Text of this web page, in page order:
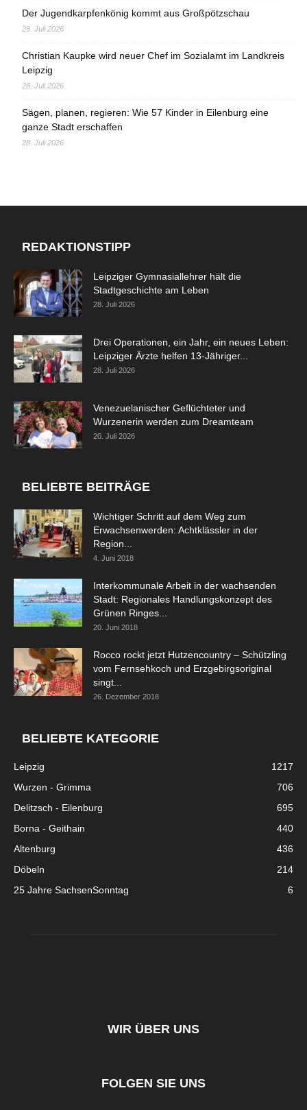
Der Jugendkarpfenkönig kommt aus Großpötzschau
28. Juli 2026
Christian Kaupke wird neuer Chef im Sozialamt im Landkreis
Leipzig
28. Juli 2026
Sägen, planen, regieren: Wie 57 Kinder in Eilenburg eine
ganze Stadt erschaffen
28. Juli 2026
REDAKTIONSTIPP
Leipziger Gymnasiallehrer hält die
Stadtgeschichte am Leben
28. Juli 2026
Drei Operationen, ein Jahr, ein neues Leben:
Leipziger Ärzte helfen 13-Jähriger...
28. Juli 2026
Venezuelanischer Geflüchteter und
Wurzenerin werden zum Dreamteam
20. Juli 2026
BELIEBTE BEITRÄGE
Wichtiger Schritt auf dem Weg zum
Erwachsenwerden: Achtklässler in der
Region...
4. Juni 2018
Interkommunale Arbeit in der wachsenden
Stadt: Regionales Handlungskonzept des
Grünen Ringes...
20. Juni 2018
Rocco rockt jetzt Hutzencountry – Schützling
vom Fernsehkoch und Erzgebirgsoriginal
singt...
26. Dezember 2018
BELIEBTE KATEGORIE
Leipzig
1217
Wurzen - Grimma
706
Delitzsch - Eilenburg
695
Borna - Geithain
440
Altenburg
436
Döbeln
214
25 Jahre SachsenSonntag
6
WIR ÜBER UNS
FOLGEN SIE UNS